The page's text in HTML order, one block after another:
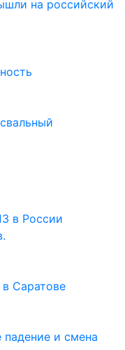
на российский
в России
Саратове
падение и смена